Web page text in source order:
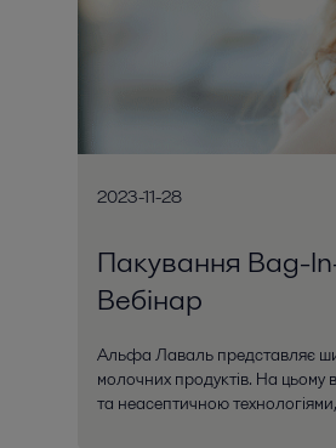
2023-11-28
Пакування Bag-
Вебінар
Альфа Лаваль представляє
молочних продуктів. На цьому
та неасептичною